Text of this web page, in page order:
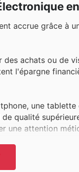
accrue grâce à
achats ou de
l'épargne
une
qualité
une attention
élevés, rendant